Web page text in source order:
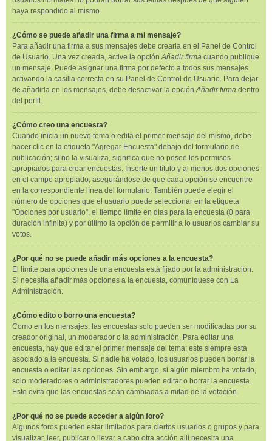
haya respondido al mismo.
¿Cómo se puede añadir una firma a mi mensaje?
Para añadir una firma a sus mensajes debe crearla en el Panel de Control
de Usuario. Una vez creada, active la opciónAñadir firma cuando publique
un mensaje. Puede asignar una firma por defecto a todos sus mensajes
activando la casilla correcta en su Panel de Control de Usuario. Para dejar
de añadirla en los mensajes, debe desactivar la opciónAñadir firma dentro
del perfil.
¿Cómo creo una encuesta?
Cuando inicia un nuevo tema o edita el primer mensaje del mismo, debe
hacer clic en la etiqueta "Agregar Encuesta" debajo del formulario de
publicación; si no la visualiza, significa que no posee los permisos
apropiados para crear encuestas. Inserte un título y al menos dos opciones
en el campo apropiado, asegurándose de que cada opción se encuentre
en la correspondiente línea del formulario. También puede elegir el
número de opciones que el usuario puede seleccionar en la etiqueta
"Opciones por usuario", el tiempo límite en días para la encuesta (0 para
duración infinita) y por último la opción de permitir a lo usuarios cambiar su
votos.
¿Por qué no se puede añadir más opciones a la encuesta?
El límite para opciones de una encuesta está fijado por la administración.
Si necesita añadir más opciones a la encuesta, comuníquese con La
Administración.
¿Cómo edito o borro una encuesta?
Como en los mensajes, las encuestas solo pueden ser modificadas por su
creador original, un moderador o la administración. Para editar una
encuesta, hay que editar el primer mensaje del tema; este siempre esta
asociado a la encuesta. Si nadie ha votado, los usuarios pueden borrar la
encuesta o editar las opciones. Sin embargo, si algún miembro ha votado,
solo moderadores o administradores pueden editar o borrar la encuesta.
Esto evita que las encuestas sean cambiadas a mitad de la votación.
¿Por qué no se puede acceder a algún foro?
Algunos foros pueden estar limitados para ciertos usuarios o grupos y para
visualizar, leer, publicar o llevar a cabo otra acción allí necesita una